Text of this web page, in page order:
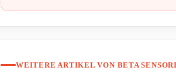
WEITERE ARTIKEL VON BETA